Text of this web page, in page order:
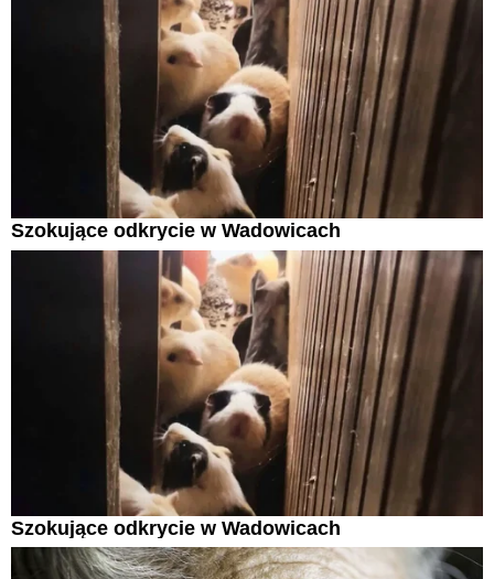
Szokujące odkrycie w Wadowicach
Szokujące odkrycie w Wadowicach